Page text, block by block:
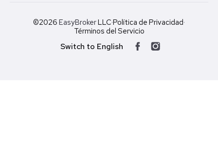
©2026 EasyBrokerLLC·Política de Privacidad·
Términos del Servicio
Switch to English